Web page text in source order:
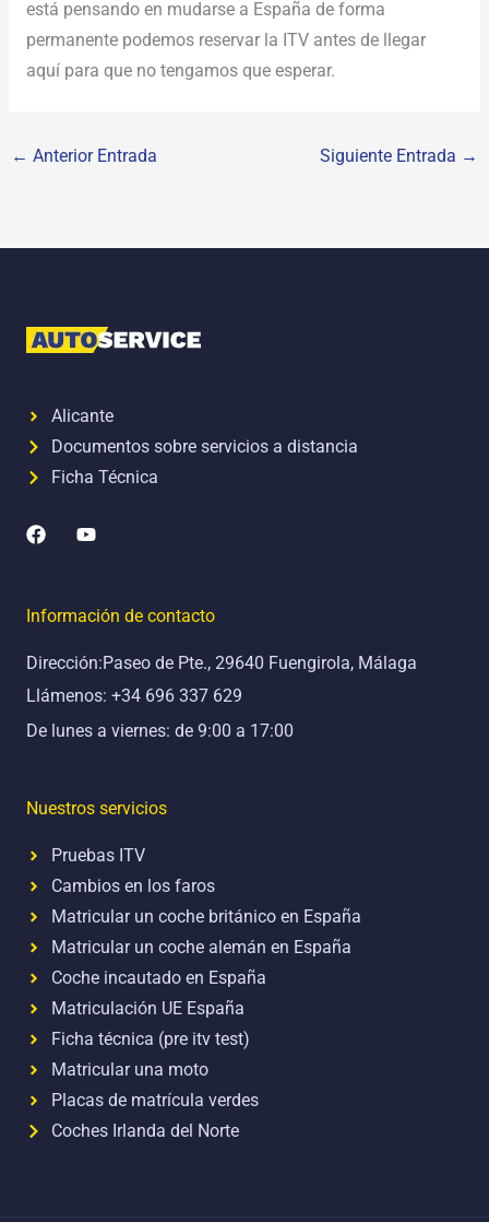
está pensando en mudarse a España de forma
permanente podemos reservar la ITV antes de llegar
aquí para que no tengamos que esperar.
← Anterior Entrada Siguiente Entrada →
Alicante
Documentos sobre servicios a distancia
Ficha Técnica
F
a
b
o
k
Y
u
e
Información de contacto
Dirección:Paseo de Pte., 29640 Fuengirola, Málaga
Llámenos: +34 696 337 629
De lunes a viernes: de 9:00 a 17:00
Nuestros servicios
Pruebas ITV
Cambios en los faros
Matricular un coche británico en España
Matricular un coche alemán en España
Coche incautado en España
Matriculación UE España
Ficha técnica (pre itv test)
Matricular una moto
Placas de matrícula verdes
Coches Irlanda del Norte